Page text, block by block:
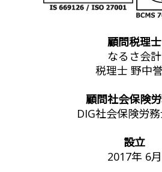
顧問税理士
なるさ会計
税理士 野中
顧問社会保険
DIG社会保険労
設立
2017年 6月